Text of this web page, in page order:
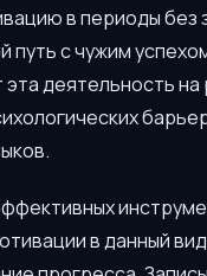
в периоды без
путь с чужим
деятельность на
в данный